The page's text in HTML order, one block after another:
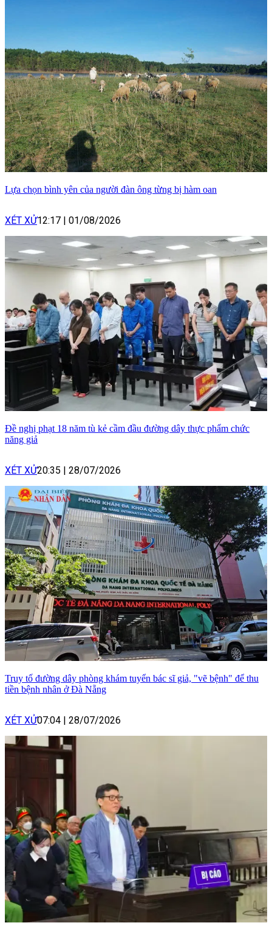
Lựa chọn bình yên của người đàn ông từng bị hàm oan
XÉT XỬ12:17 | 01/08/2026
Đề nghị phạt 18 năm tù kẻ cầm đầu đường dây thực phẩm chức
năng giả
XÉT XỬ20:35 | 28/07/2026
Truy tố đường dây phòng khám tuyển bác sĩ giả, "vẽ bệnh" để thu
tiền bệnh nhân ở Đà Nẵng
XÉT XỬ07:04 | 28/07/2026